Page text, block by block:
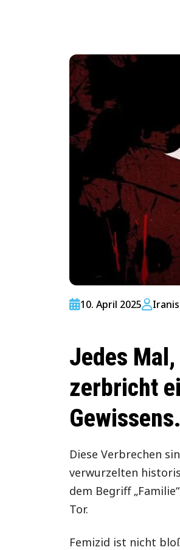
10. April 2025
Jedes
zerbricht
Gewissens.
Diese Verbrechen
verwurzelten
dem Begriff
Tor.
Femizid ist nicht